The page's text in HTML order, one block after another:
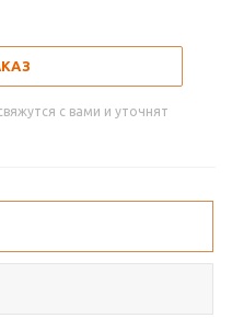
с вами и уточнят